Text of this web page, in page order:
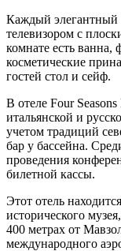
Каждый элегантный
телевизором с
комнате есть ванна,
косметические
гостей стол и сейф.
В отеле Four
итальянской и
учетом традиций
бар у бассейна.
проведения
билетной кассы.
Этот отель
исторического
400 метрах от
международного